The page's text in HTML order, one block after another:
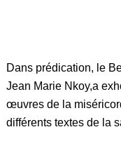
Dans prédication, le
Jean Marie Nkoy,a
œuvres de la
différents textes de la